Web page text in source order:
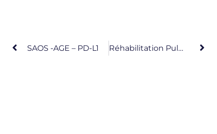
SAOS -AGE – PD-L1 Réhabilitation Pulmonaire – Dépression – Anxiété – Bénéfices